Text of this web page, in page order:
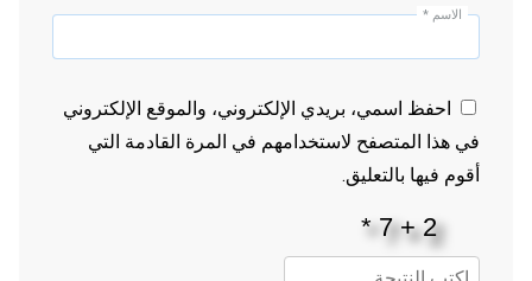
الاسم *
احفظ اسمي، بريدي الإلكتروني، والموقع الإلكتروني
في هذا المتصفح لاستخدامهم في المرة القادمة التي
أقوم فيها بالتعليق.